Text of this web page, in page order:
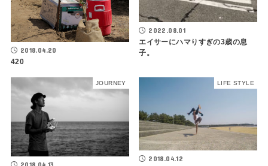
2018.04.20
420
2022.08.01
エイサーにハマりすぎの3歳の息
子。
JOURNEY
2018.04.13
LIFE STYLE
2018.04.12